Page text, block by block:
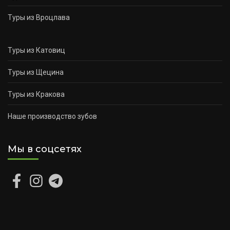
Туры из Вроцлава
Туры из Катовиц
Туры из Щецина
Туры из Кракова
Наше производство зубов
Мы в соцсетях